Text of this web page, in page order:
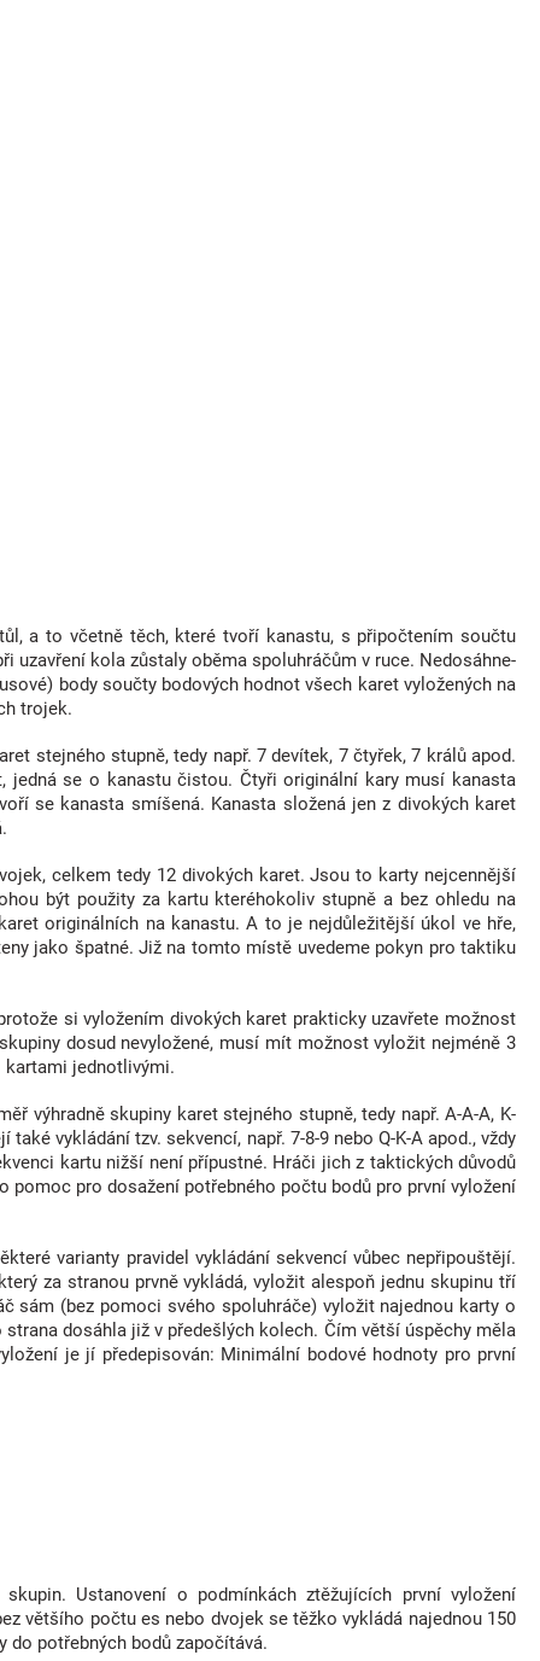
a to včetně těch, které tvoří kanastu, s připočtením součtu
uzavření kola zůstaly oběma spoluhráčům v ruce. Nedosáhne-
body součty bodových hodnot všech karet vyložených na
trojek.
stejného stupně, tedy např. 7 devítek, 7 čtyřek, 7 králů apod.
se o kanastu čistou. Čtyři originální kary musí kanasta
se kanasta smíšená. Kanasta složená jen z divokých karet
celkem tedy 12 divokých karet. Jsou to karty nejcennější
být použity za kartu kteréhokoliv stupně a bez ohledu na
originálních na kanastu. A to je nejdůležitější úkol ve hře,
jako špatné. Již na tomto místě uvedeme pokyn pro taktiku
si vyložením divokých karet prakticky uzavřete možnost
dosud nevyložené, musí mít možnost vyložit nejméně 3
kartami jednotlivými.
výhradně skupiny karet stejného stupně, tedy např. A-A-A, K-
vykládání tzv. sekvencí, např. 7-8-9 nebo Q-K-A apod., vždy
kartu nižší není přípustné. Hráči jich z taktických důvodů
pro dosažení potřebného počtu bodů pro první vyložení
varianty pravidel vykládání sekvencí vůbec nepřipouštějí.
za stranou prvně vykládá, vyložit alespoň jednu skupinu tří
sám (bez pomoci svého spoluhráče) vyložit najednou karty o
dosáhla již v předešlých kolech. Čím větší úspěchy měla
je jí předepisován: Minimální bodové hodnoty pro první
Ustanovení o podmínkách ztěžujících první vyložení
většího počtu es nebo dvojek se těžko vykládá najednou 150
do potřebných bodů započítává.